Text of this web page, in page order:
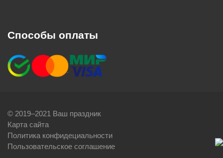
Способы оплаты
© 2019–2021 Ваш праздник
Карта сайта
Политика конфидециальности
Пользовательское соглашение